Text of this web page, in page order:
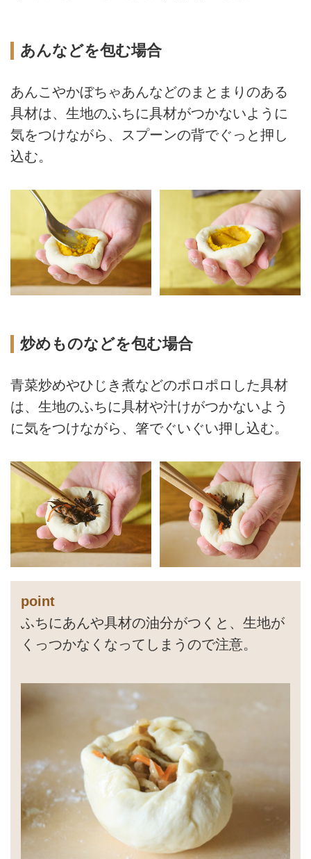
あんなどを包む場合
あんこやかぼちゃあんなどのまとまりのある
具材は、生地のふちに具材がつかないように
気をつけながら、スプーンの背でぐっと押し
込む。
炒めものなどを包む場合
青菜炒めやひじき煮などのポロポロした具材
は、生地のふちに具材や汁けがつかないよう
に気をつけながら、箸でぐいぐい押し込む。
point
ふちにあんや具材の油分がつくと、生地が
くっつかなくなってしまうので注意。